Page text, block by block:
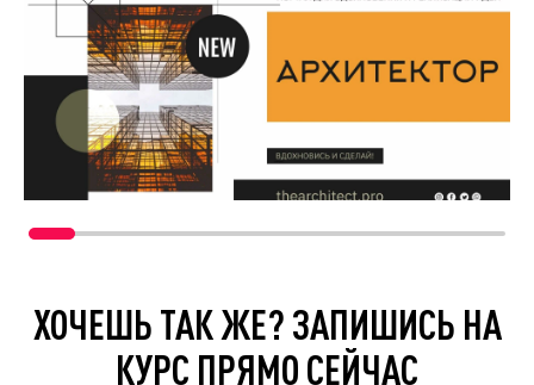
ХОЧЕШЬ ТАК ЖЕ? ЗАПИШИСЬ НА
КУРС ПРЯМО СЕЙЧАС